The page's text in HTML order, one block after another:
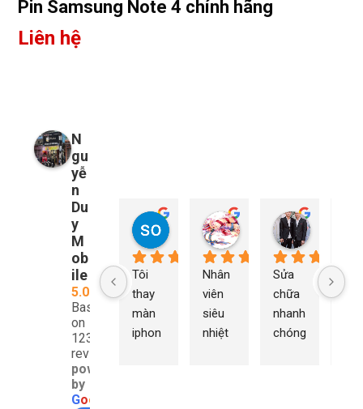
Pin Samsung Note 4 chính hãng
Liên hệ
N
gu
yễ
n
Du
y
M
ob
ile
5.0
Based
on
1232
reviews
powered
by
Goo
so young
2 năm trước
Tôi
thay
màn
iphon
My Nguyễn
2 năm trước
Nhân
viên
siêu
nhiệt
Sửa
chữa
nhanh
chóng
n